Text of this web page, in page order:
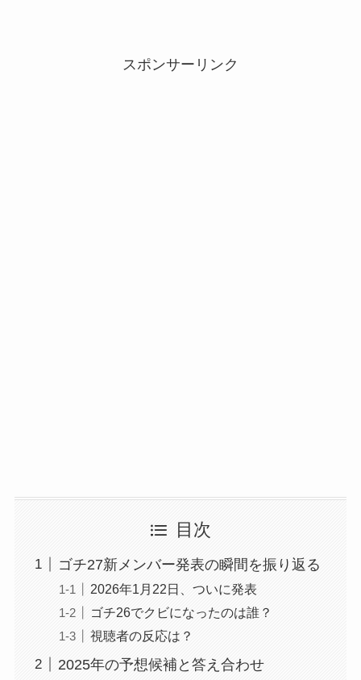
スポンサーリンク
目次
ゴチ27新メンバー発表の瞬間を振り返る
2026年1月22日、ついに発表
ゴチ26でクビになったのは誰？
視聴者の反応は？
2025年の予想候補と答え合わせ